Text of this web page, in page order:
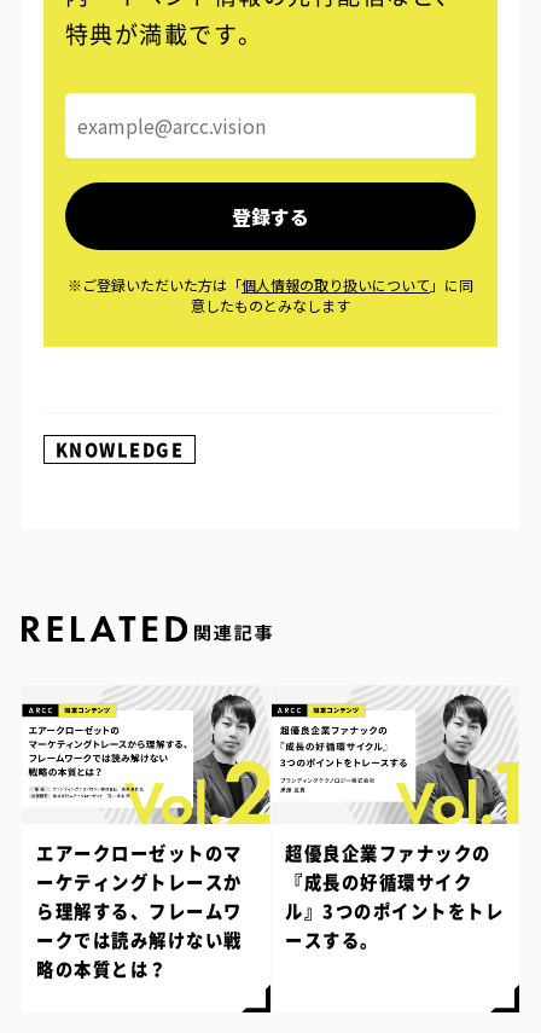
特典が満載です。
KNOWLEDGE
エアークローゼットのマ
ーケティングトレースか
ら理解する、フレームワ
ークでは読み解けない戦
略の本質とは？
超優良企業ファナックの
『成長の好循環サイク
ル』3つのポイントをトレ
ースする。